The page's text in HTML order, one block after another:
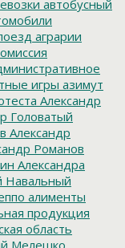
автобусный
аграрии
игры азимут
Александр
Головатый
Александр
Романов
Александра
Навальный
алименты
продукция
область
Мелешко